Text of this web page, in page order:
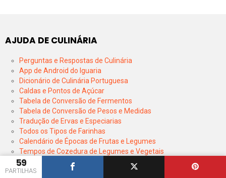
59
PARTILHAS
AJUDA DE CULINÁRIA
Perguntas e Respostas de Culinária
App de Android do Iguaria
Dicionário de Culinária Portuguesa
Caldas e Pontos de Açúcar
Tabela de Conversão de Fermentos
Tabela de Conversão de Pesos e Medidas
Tradução de Ervas e Especiarias
Todos os Tipos de Farinhas
Calendário de Épocas de Frutas e Legumes
Tempos de Cozedura de Legumes e Vegetais
Tempo de Conservação de Produtos no Congelador